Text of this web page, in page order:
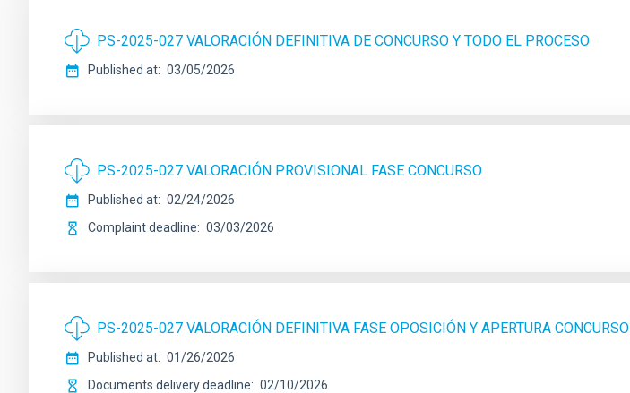
PS-2025-027 VALORACIÓN DEFINITIVA DE CONCURSO Y TODO EL PROCESO
Published at 03/05/2026
PS-2025-027 VALORACIÓN PROVISIONAL FASE CONCURSO
Published at
02/24/2026
Complaint deadline
03/03/2026
PS-2025-027 VALORACIÓN DEFINITIVA FASE OPOSICIÓN Y APERTURA CONCURSO
Published at
01/26/2026
Documents delivery deadline
02/10/2026